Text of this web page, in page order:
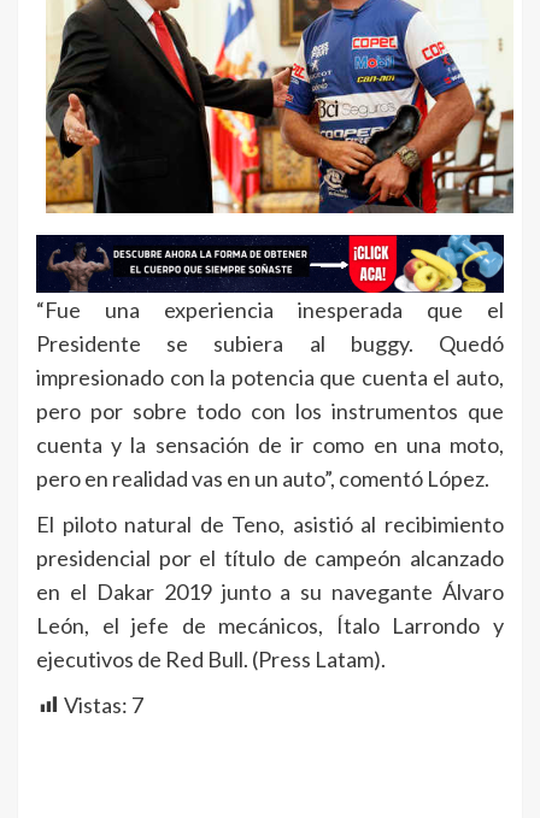
“Fue una experiencia inesperada que el
Presidente se subiera al buggy. Quedó
impresionado con la potencia que cuenta el auto,
pero por sobre todo con los instrumentos que
cuenta y la sensación de ir como en una moto,
pero en realidad vas en un auto”, comentó López.
El piloto natural de Teno, asistió al recibimiento
presidencial por el título de campeón alcanzado
en el Dakar 2019 junto a su navegante Álvaro
León, el jefe de mecánicos, Ítalo Larrondo y
ejecutivos de Red Bull. (Press Latam).
Vistas: 7